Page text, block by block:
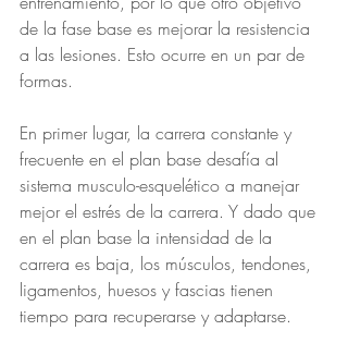
de la fase base es mejorar la resistencia
a las lesiones. Esto ocurre en un par de
formas.
En primer lugar, la carrera constante y
frecuente en el plan base desafía al
sistema musculo-esquelético a manejar
mejor el estrés de la carrera. Y dado que
en el plan base la intensidad de la
carrera es baja, los músculos, tendones,
ligamentos, huesos y fascias tienen
tiempo para recuperarse y adaptarse.